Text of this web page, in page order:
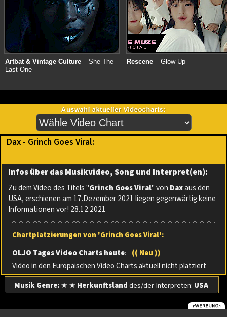
Artbat & Vintage Culture – She The
Last One
Rescene – Glow Up
Dax - Grinch Goes Viral:
Infos über das Musikvideo, Song und Interpret(en):
Zu dem Video des Titels "Grinch Goes Viral" von Daxaus den
USA, erschienen am 17.Dezember 2021 liegen gegenwärtig keine
Informationen vor! 28.12.2021
Chartplatzierungen von 'Grinch Goes Viral':
OLJO Tages Video Chartsheute:
(( Neu ))
Video in den Europäischen Video Charts aktuell nicht platziert
Musik Genre:★ ★ Herkunftslanddes/der Interpreten: USA